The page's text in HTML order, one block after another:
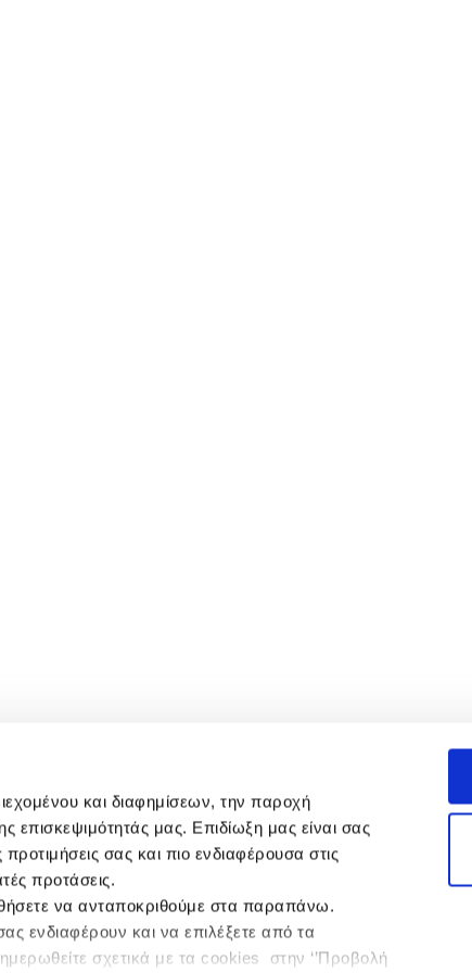
και διαφημίσεων, την παροχή
επισκεψιμότητάς μας. Επιδίωξη μας είναι σας
σας και πιο ενδιαφέρουσα στις
προτάσεις.
να ανταποκριθούμε στα παραπάνω.
ενδιαφέρουν και να επιλέξετε από τα
σχετικά με τα cookies στην ‘’Προβολή